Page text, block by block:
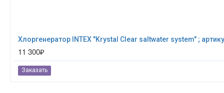
Хлоргенератор INTEX "Krystal Clear saltwater system" ;
11 300₽
Заказать